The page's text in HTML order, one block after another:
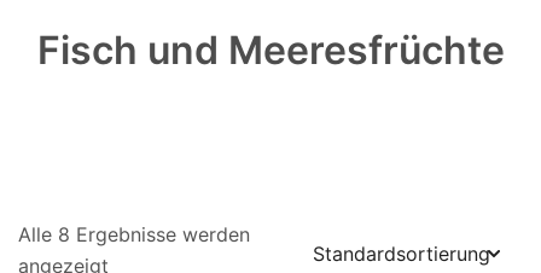
Fisch und Meeresfrüchte
Alle 8 Ergebnisse werden
angezeigt